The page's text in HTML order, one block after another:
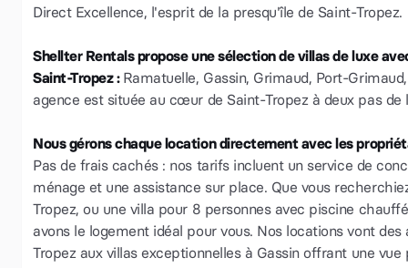
Direct Excellence, l'esprit de la presqu'île de Saint-Tropez.
Shellter Rentals propose une sélection de villas de luxe
Saint-Tropez : Ramatuelle, Gassin, Grimaud, Port-
agence est située au cœur de Saint-Tropez à deux pas de
Nous gérons chaque location directement avec les
Pas de frais cachés : nos tarifs incluent un service de
ménage et une assistance sur place. Que vous
Tropez, ou une villa pour 8 personnes avec piscine
avons le logement idéal pour vous. Nos locations vont
Tropez aux villas exceptionnelles à Gassin offrant une